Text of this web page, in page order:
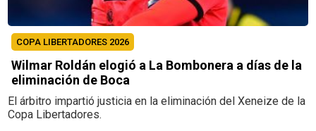
COPA LIBERTADORES 2026
Wilmar Roldán elogió a La Bombonera a días de la
eliminación de Boca
El árbitro impartió justicia en la eliminación del Xeneize de la
Copa Libertadores.